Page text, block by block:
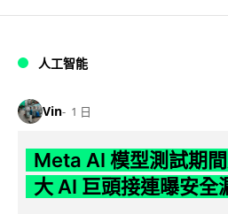
人工智能
Vin 1 日
Meta AI 模型測試期
大 AI 巨頭接連曝安全